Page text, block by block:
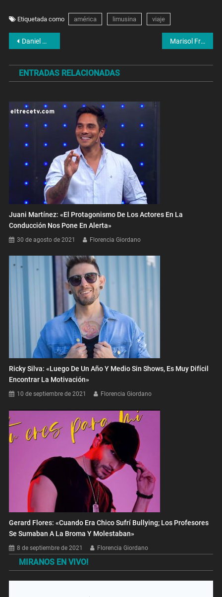
Etiquetada como américa limusina viaje
Navegación
de
entradas
Daniel Menéndez: «Hoy tenemos que pensar en un camino que le permita a la Argentina ponerse de pie» Marisol Froy: «Necesitamos una ley de adicciones específica. Tenemos que comprometernos como sociedad»
ENTRADAS RELACIONADAS
Juani Martínez: «El Protagonismo De Los Actores En La
Conducción Nos Pone En Alerta»
30 de agosto de 2021 Florencia Giordano
Ricky Silva: «Luego De Un Año Y Medio Sin Shows, Es Muy Difícil
Encontrar La Motivación»
10 de septiembre de 2021 Florencia Giordano
Gerard Flores: «Cuando Era Chico Sufrí Bullying; Los Profesores
Se Sumaban A La Broma Y Molestaban»
8 de septiembre de 2021 Florencia Giordano
MIRANOS EN VIVO!